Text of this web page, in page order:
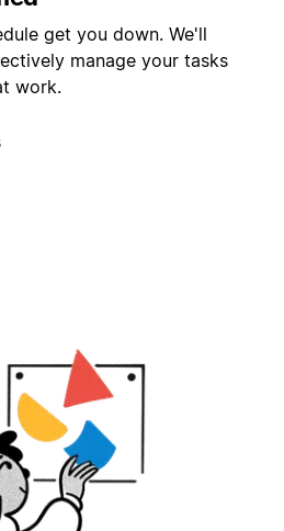
get you down. We'll
manage your tasks
work.